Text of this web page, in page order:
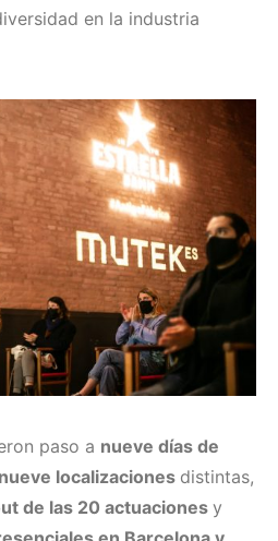
en la industria
paso a nueve días de
localizaciones distintas,
de las 20 actuaciones y